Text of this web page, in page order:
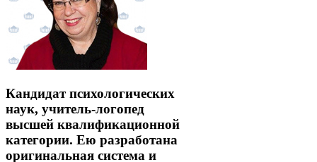
Кандидат психологических
наук, учитель-логопед
высшей квалификационной
категории. Ею разработана
оригинальная система и